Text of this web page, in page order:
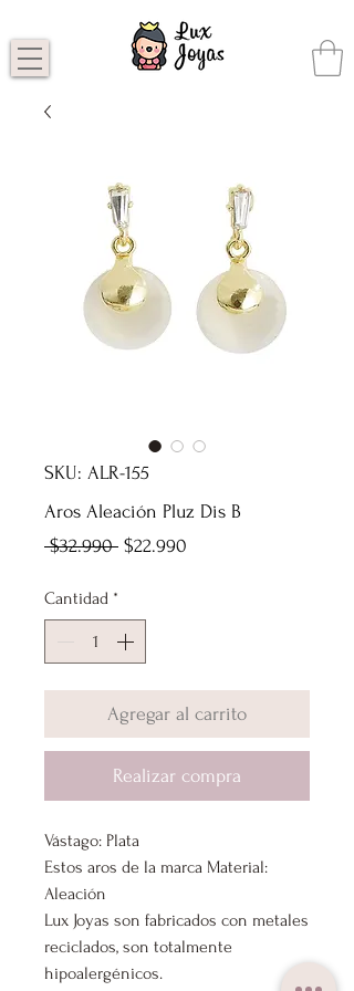
SKU: ALR-155
Aros Aleación Pluz Dis B
$32.990 Precio
$22.990
Cantidad *
Agregar al carrito
Realizar compra
Vástago: Plata
Estos aros de la marca Material:
Aleación
Lux Joyas son fabricados con metales
reciclados, son totalmente
hipoalergénicos.